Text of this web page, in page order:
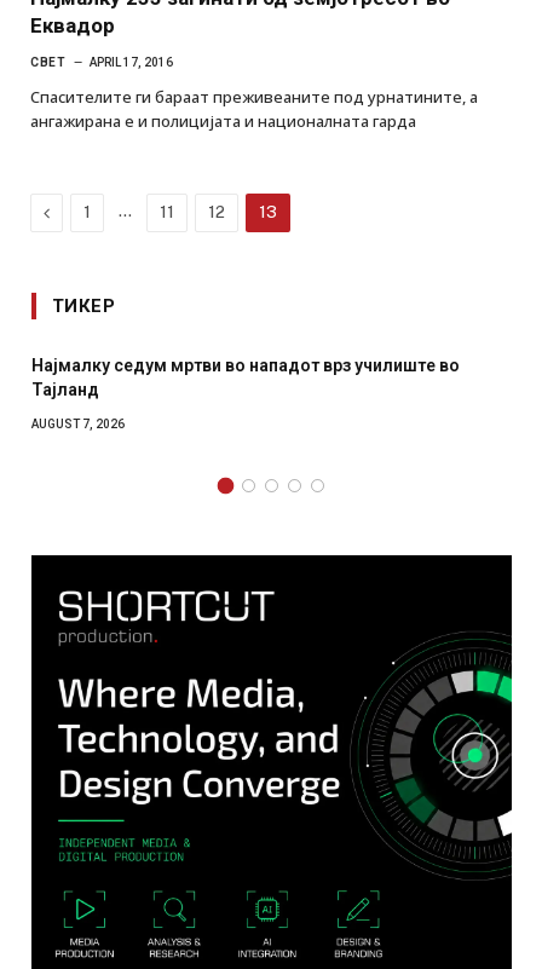
Еквадор
СВЕТ APRIL 17, 2016
Спасителите ги бараат преживеаните под урнатините, а
ангажирана е и полицијата и националната гарда
Previous
1 … 11 12 13
ТИКЕР
СОЗИС: Украинците повеќе им веруваат на генералите
отколку на Зеленски
AUGUST 7, 2026